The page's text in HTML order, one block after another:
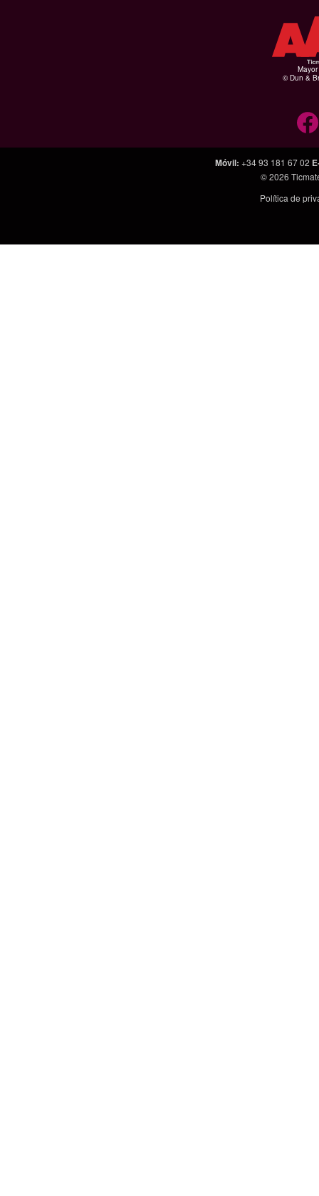
© Dun &
Móvil: +34 93 181 67 02
© 2026
Política de